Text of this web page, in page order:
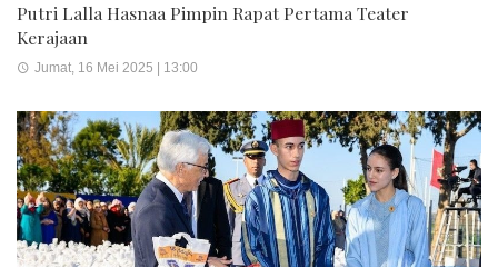
Putri Lalla Hasnaa Pimpin Rapat Pertama Teater
Kerajaan
Jumat, 16 Mei 2025 | 13:00